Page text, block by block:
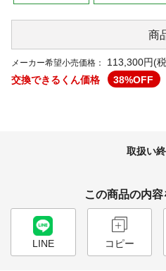
商
メーカー希望小売価格：
113,300円(
交換できるくん価格
38%OFF
取扱い
この商品の内
LINE コピー